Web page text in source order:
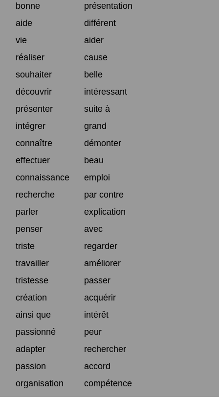
bonne
présentation
aide
différent
vie
aider
réaliser
cause
souhaiter
belle
découvrir
intéressant
présenter
suite à
intégrer
grand
connaître
démonter
effectuer
beau
connaissance
emploi
recherche
par contre
parler
explication
penser
avec
triste
regarder
travailler
améliorer
tristesse
passer
création
acquérir
ainsi que
intérêt
passionné
peur
adapter
rechercher
passion
accord
organisation
compétence